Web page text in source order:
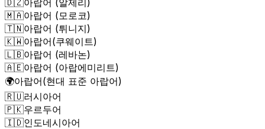
🇲🇦아랍어 (모로코)
🇹🇳아랍어 (튀니지)
🇰🇼아랍어(쿠웨이트)
🇱🇧아랍어 (레바논)
🇦🇪아랍어 (아랍에미리트)
🌍아랍어(현대 표준 아랍어)
🇷🇺러시아어
🇵🇰우르두어
🇮🇩인도네시아어